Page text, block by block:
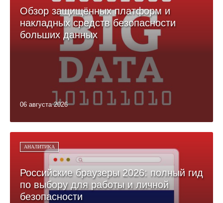
Обзор защищённых платформ и
накладных средств безопасности
больших данных
06 августа 2026
АНАЛИТИКА
Российские браузеры 2026: полный гид
по выбору для работы и личной
безопасности